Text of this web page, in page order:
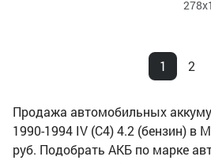
1 2
Продажа автомобильных
1990-1994 IV (C4) 4.2 (бензин) в
руб. Подобрать АКБ по марке